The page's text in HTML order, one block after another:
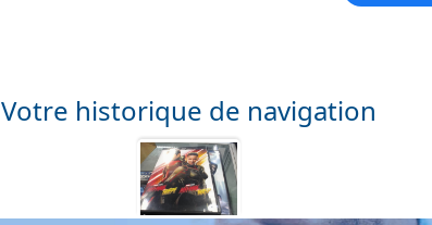
Votre historique de navigation